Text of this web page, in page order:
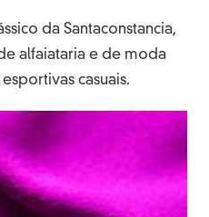
da Santaconstancia,
alfaiataria e de moda
casuais.